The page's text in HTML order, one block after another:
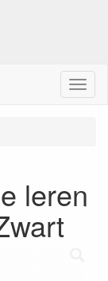
M
e
leren